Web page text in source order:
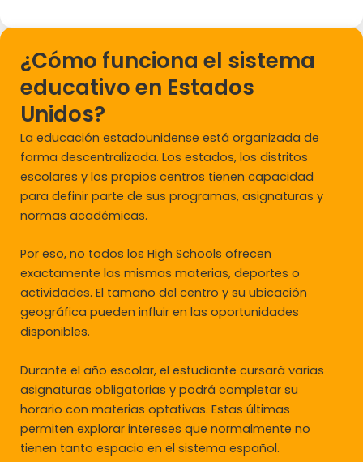
¿Cómo funciona el sistema
educativo en Estados
Unidos?
La educación estadounidense está organizada de
forma descentralizada. Los estados, los distritos
escolares y los propios centros tienen capacidad
para definir parte de sus programas, asignaturas y
normas académicas.
Por eso, no todos los High Schools ofrecen
exactamente las mismas materias, deportes o
actividades. El tamaño del centro y su ubicación
geográfica pueden influir en las oportunidades
disponibles.
Durante el año escolar, el estudiante cursará varias
asignaturas obligatorias y podrá completar su
horario con materias optativas. Estas últimas
permiten explorar intereses que normalmente no
tienen tanto espacio en el sistema español.